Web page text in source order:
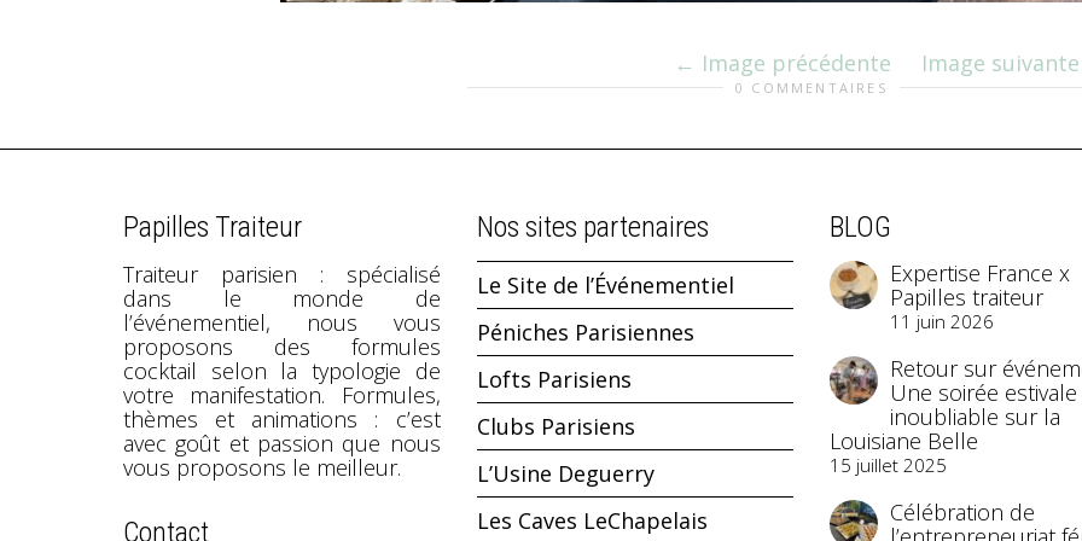
Image précédente Image suivante
0 COMMENTAIRES
Papilles Traiteur
Traiteur parisien : spécialisé
dans le monde de
l’événementiel, nous vous
proposons des formules
cocktail selon la typologie de
votre manifestation. Formules,
thèmes et animations : c’est
avec goût et passion que nous
vous proposons le meilleur.
Contact
Nos sites partenaires
Le Site de l’Événementiel
Péniches Parisiennes
Lofts Parisiens
Clubs Parisiens
L’Usine Deguerry
Les Caves LeChapelais
BLOG
Expertise France x
Papilles traiteur
11 juin 2026
Retour sur
Une soirée estivale
inoubliable sur la
Louisiane Belle
15 juillet 2025
Célébration de